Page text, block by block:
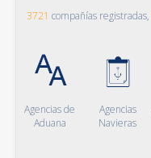
3721 compañías registradas,
Agencias de
Aduana
Agencias
Navieras